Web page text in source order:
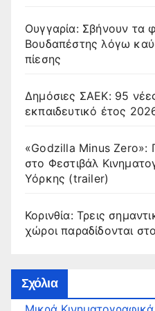
Ουγγαρία: Σβήνουν τα
Βουδαπέστης λόγω
πίεσης
Δημόσιες ΣΑΕΚ: 95
εκπαιδευτικό έτος
«Godzilla Minus Zero»:
στο Φεστιβάλ
Υόρκης (trailer)
Κορινθία: Τρεις
χώροι παραδίδονται
Σχόλια